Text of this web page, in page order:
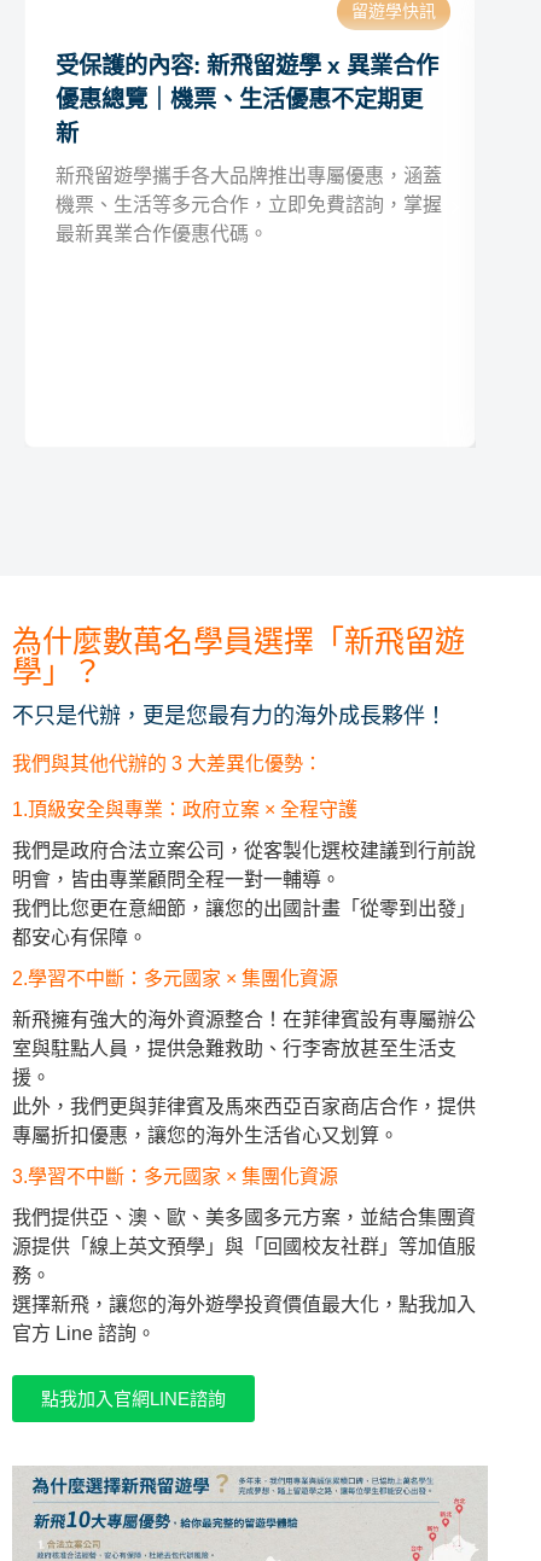
留遊學快訊
受保護的內容: 新飛留遊學 x 異業合作
優惠總覽｜機票、生活優惠不定期更
新
新飛留遊學攜手各大品牌推出專屬優惠，涵蓋
機票、生活等多元合作，立即免費諮詢，掌握
最新異業合作優惠代碼。
為什麼數萬名學員選擇「新飛留遊
學」？
不只是代辦，更是您最有力的海外成長夥伴！
我們與其他代辦的 3 大差異化優勢：
1.頂級安全與專業：政府立案 × 全程守護
我們是政府合法立案公司，從客製化選校建議到行前說
明會，皆由專業顧問全程一對一輔導。
我們比您更在意細節，讓您的出國計畫「從零到出發」
都安心有保障。
2.學習不中斷：多元國家 × 集團化資源
新飛擁有強大的海外資源整合！在菲律賓設有專屬辦公
室與駐點人員，提供急難救助、行李寄放甚至生活支
援。
此外，我們更與菲律賓及馬來西亞百家商店合作，提供
專屬折扣優惠，讓您的海外生活省心又划算。
3.學習不中斷：多元國家 × 集團化資源
我們提供亞、澳、歐、美多國多元方案，並結合集團資
源提供「線上英文預學」與「回國校友社群」等加值服
務。
選擇新飛，讓您的海外遊學投資價值最大化，點我加入
官方 Line 諮詢。
點我加入官網LINE諮詢